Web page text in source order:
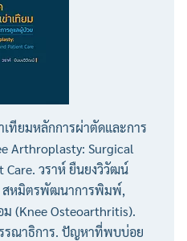
เทียมหลักการผ่าตัดและการ
Arthroplasty: Surgical
Care. วราห์ ยืนยงวิวัฒน์
สหมิตรพัฒนาการพิมพ์,
ม (Knee Osteoarthritis).
รณาธิการ. ปัญหาที่พบบ่อย